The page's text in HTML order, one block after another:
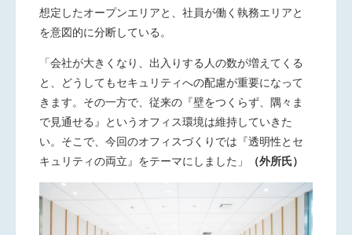
想定したオープンエリアと、社員が働く執務エリアと
を意図的に分断している。
「会社が大きくなり、出入りする人の数が増えてくる
と、どうしてもセキュリティへの配慮が重要になって
きます。その一方で、従来の『壁をつくらず、隅々ま
で見通せる』というオフィス環境は維持していきた
い。そこで、今回のオフィスづくりでは『透明性とセ
キュリティの両立』をテーマにしました」
（外所氏）